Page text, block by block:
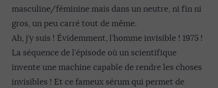
masculine/féminine mais dans un neutre, ni fin ni
gros, un peu carré tout de même.
Ah, j’y suis ! Évidemment, l’homme invisible ! 1975 !
La séquence de l’épisode où un scientifique
invente une machine capable de rendre les choses
invisibles ! Et ce fameux sérum qui permet de